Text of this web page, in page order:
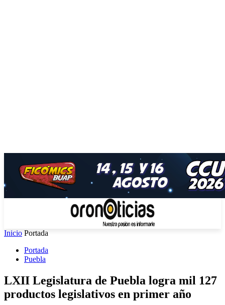
Inicio Portada
Portada
Puebla
LXII Legislatura de Puebla logra mil 127
productos legislativos en primer año